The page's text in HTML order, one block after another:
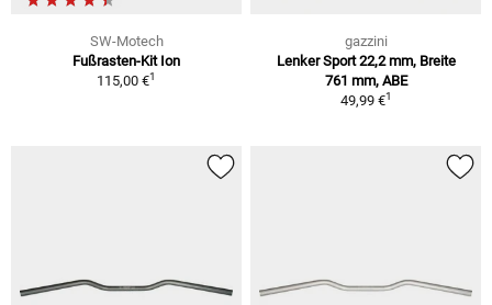
SW-Motech
Fußrasten-Kit Ion
115,00 €1
gazzini
Lenker Sport 22,2 mm, Breite
761 mm, ABE
49,99 €1